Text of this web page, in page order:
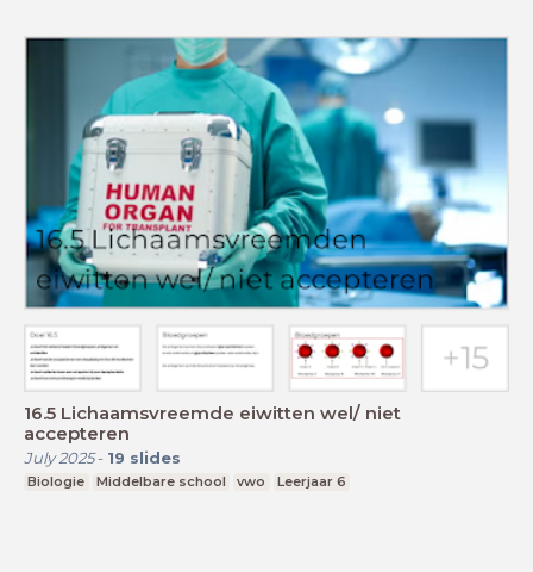
16.5 Lichaamsvreemde eiwitten wel/ niet
accepteren
July 2025- 19 slides
Biologie Middelbare school vwo Leerjaar 6